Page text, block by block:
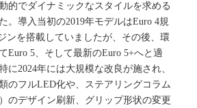
的でダイナミックなスタイルを求める
。導入当初の2019年モデルはEuro 4規
ンを搭載していましたが、その後、環
Euro 5、そして最新のEuro 5+へと適
に2024年には大規模な改良が施され、
のフルLED化や、ステアリングコラム
のデザイン刷新、グリップ形状の変更